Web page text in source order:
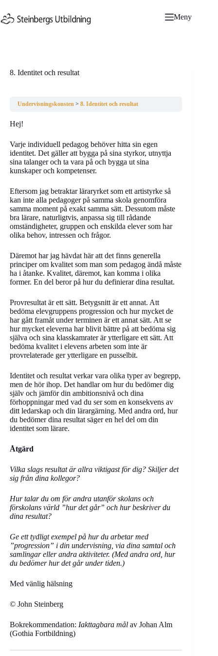
till
innehåll
Meny
8. Identitet och resultat
Undervisningskonsten 8. Identitet och resultat
Hej!
Varje individuell pedagog behöver hitta sin egen
identitet. Det gäller att bygga på sina styrkor, utnyttja
sina talanger och ta vara på och bygga ut sina
kunskaper och kompetenser.
Eftersom jag betraktar läraryrket som ett artistyrke så
kan inte alla pedagoger på samma skola genomföra
samma moment på exakt samma sätt. Dessutom måste
bra lärare, naturligtvis, anpassa sig till rådande
omständigheter, gruppen och enskilda elever som har
olika behov, intressen och frågor.
Däremot har jag hävdat här att det finns generella
principer om kvalitet som man som pedagog ändå måste
ha i åtanke. Kvalitet, däremot, kan komma i olika
former. En del beror på hur du definierar dina resultat.
Provresultat är ett sätt. Betygsnitt är ett annat. Att
bedöma elevgruppens progression och hur mycket de
har gått framåt under terminen är ett annat sätt. Att se
hur mycket eleverna har blivit bättre på att bedöma sig
själva och sina klasskamrater är ytterligare ett sätt. Att
bedöma kvalitet i elevens arbeten som inte är
provrelaterade ger ytterligare en pusselbit.
Identitet och resultat verkar vara olika typer av begrepp,
men de hör ihop. Det handlar om hur du bedömer dig
själv och jämför din ambitionsnivå och dina
förhoppningar med vad du ser som en konsekvens av
ditt ledarskap och din lärargärning. Med andra ord, hur
du bedömer dina resultat säger en hel del om din
identitet som lärare.
Åtgärd
Vilka slags resultat är allra viktigast för dig? Skiljer det
sig från dina kollegor?
Hur talar du om för andra utanför skolans och
förskolans värld ”hur det går” och hur beskriver du
dina resultat?
Ge ett tydligt exempel på hur du arbetar med
”progression” i din undervisning, via dina samtal och
samlingar eller andra aktiviteter. (Med andra ord, hur
du bedömer hur det går under tiden.)
Med vänlig hälsning
© John Steinberg
Bokrekommendation: Iakttagbara mål av Johan Alm
(Gothia Fortbildning)